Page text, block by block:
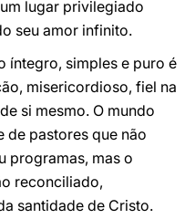
lugar privilegiado
seu amor infinito.
íntegro, simples e puro é
misericordioso, fiel na
si mesmo. O mundo
de pastores que não
programas, mas o
reconciliado,
santidade de Cristo.